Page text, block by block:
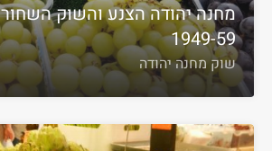
מחנה יהודה הצנע והשוק השחור
1949-59
שוק מחנה יהודה